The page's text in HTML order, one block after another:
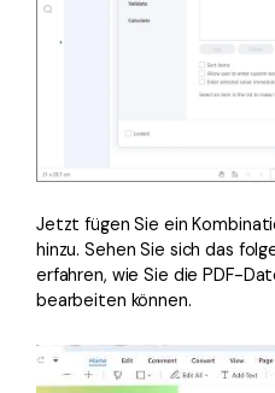
Jetzt fügen Sie ein
hinzu. Sehen Sie sich das
erfahren, wie Sie die PDF-
bearbeiten können.